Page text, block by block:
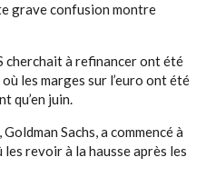
grave confusion montre
cherchait à refinancer ont été
les marges sur l’euro ont été
qu’en juin.
Sachs, a commencé à
revoir à la hausse après les